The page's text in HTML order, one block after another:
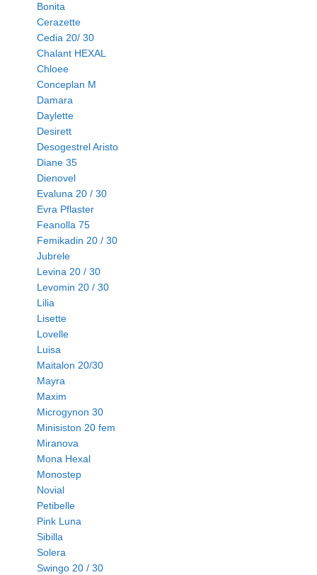
Bonita
Cerazette
Cedia 20/ 30
Chalant HEXAL
Chloee
Conceplan M
Damara
Daylette
Desirett
Desogestrel Aristo
Diane 35
Dienovel
Evaluna 20 / 30
Evra Pflaster
Feanolla 75
Femikadin 20 / 30
Jubrele
Levina 20 / 30
Levomin 20 / 30
Lilia
Lisette
Lovelle
Luisa
Maitalon 20/30
Mayra
Maxim
Microgynon 30
Minisiston 20 fem
Miranova
Mona Hexal
Monostep
Novial
Petibelle
Pink Luna
Sibilla
Solera
Swingo 20 / 30